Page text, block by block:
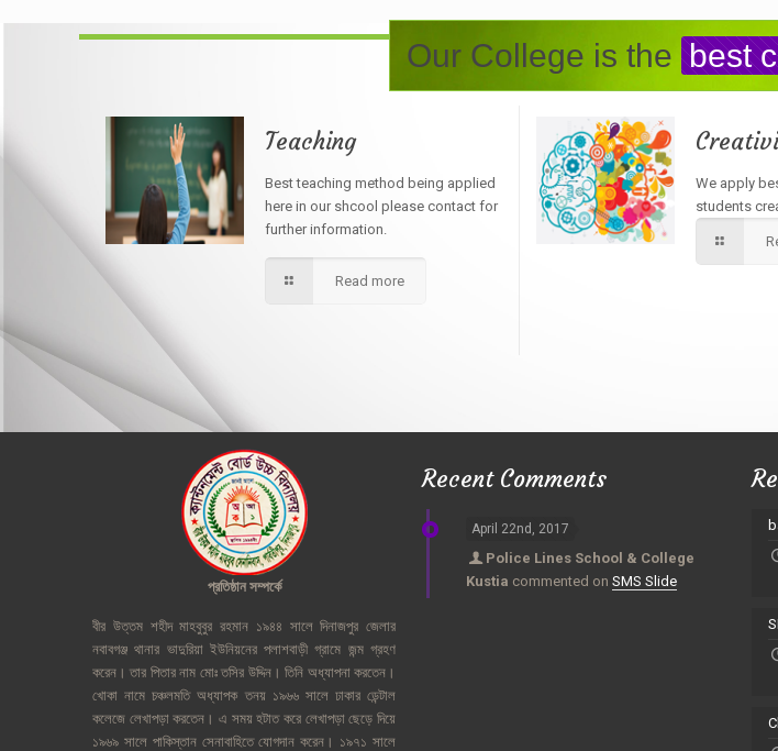
Our College is the best
Teaching
Best teaching method being applied
here in our shcool please contact for
further information.
Read more
We apply
students
প্রতিষ্ঠান সম্পর্কে
বীর উত্তম শহীদ মাহবুবুর রহমান ১৯৪৪ সালে দিনাজপুর জেলার
নবাবগঞ্জ থানার ভাদুরিয়া ইউনিয়নের পলাশবাড়ী গ্রামে জন্ম গ্রহণ
করেন। তার পিতার নাম মোঃ তসির উদ্দিন। তিনি অধ্যাপনা করতেন।
খোকা নামে চঞ্চলমতি অধ্যাপক তনয় ১৯৬৬ সালে ঢাকার ডেন্টাল
কলেজে লেখাপড়া করতেন। এ সময় হটাত করে লেখাপড়া ছেড়ে দিয়ে
১৯৬৯ সালে পাকিস্তান সেনাবাহিতে যোগদান করেন। ১৯৭১ সালে
Recent Comments
April 22nd, 2017
Police Lines School & College
Kustia commented on SMS Slide